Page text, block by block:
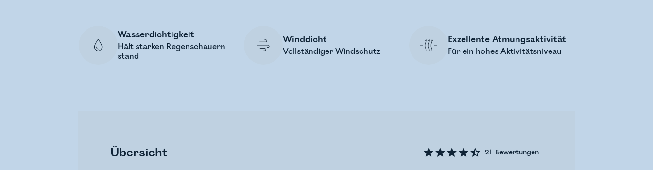
Wasserdichtigkeit
Hält starken Regenschauern
stand
Winddicht
Vollständiger Windschutz
Exzellente Atmungsaktivität
Für ein hohes Aktivitätsniveau
Übersicht 21 Bewertungen